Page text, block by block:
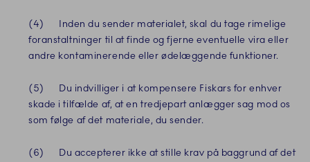
(4) Inden du sender materialet, skal du tage rimelige
foranstaltninger til at finde og fjerne eventuelle vira eller
andre kontaminerende eller ødelæggende funktioner.
(5) Du indvilliger i at kompensere Fiskars for enhver
skade i tilfælde af, at en tredjepart anlægger sag mod os
som følge af det materiale, du sender.
(6) Du accepterer ikke at stille krav på baggrund af det